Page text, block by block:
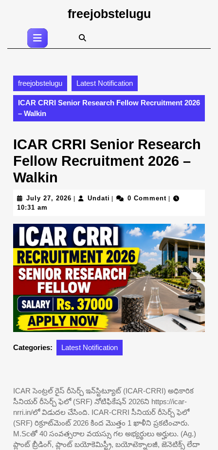
to
freejobstelugu
Open
Button
freejobstelugu Latest Notification
ICAR CRRI Senior Research Fellow Recruitment 2026
– Walkin
ICAR CRRI Senior Research
Fellow Recruitment 2026 –
Walkin
July 27, 2026 July Undati Undati0 Comment
10:31 am
Categories: Latest Notification
ICAR సెంట్రల్ రైస్ రీసెర్చ్ ఇన్‌స్టిట్యూట్ (ICAR-CRRI) అధికారిక
సీనియర్ రీసెర్చ్ ఫెలో (SRF) నోటిఫికేషన్ 2026ని https://icar-
nrri.in/లో విడుదల చేసింది. ICAR-CRRI సీనియర్ రీసెర్చ్ ఫెలో
(SRF) రిక్రూట్‌మెంట్ 2026 కింద మొత్తం 1 ఖాళీని ప్రకటించారు.
M.Scతో 40 సంవత్సరాల వయస్సు గల అభ్యర్థులు అర్హులు. (Ag.)
ప్లాంట్ బ్రీడింగ్, ప్లాంట్ బయోకెమిస్ట్రీ, బయోటెక్నాలజీ, జెనెటిక్స్ లేదా